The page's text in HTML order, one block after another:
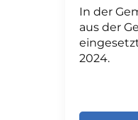
In der
aus der
2024.